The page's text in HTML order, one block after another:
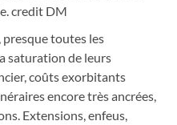
credit DM
presque toutes les
saturation de leurs
coûts exorbitants
encore très ancrées,
Extensions, enfeus,